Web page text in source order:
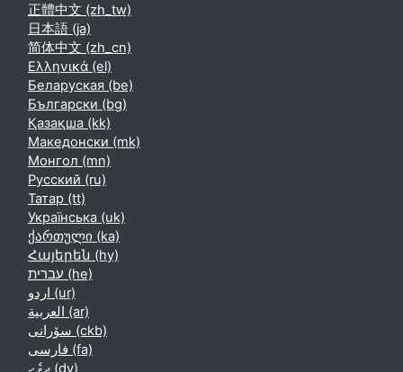
正體中文 ‎(zh_tw)‎
日本語 ‎(ja)‎
简体中文 ‎(zh_cn)‎
Ελληνικά ‎(el)‎
Беларуская ‎(be)‎
Български ‎(bg)‎
Қазақша ‎(kk)‎
Македонски ‎(mk)‎
Монгол ‎(mn)‎
Русский ‎(ru)‎
Татар ‎(tt)‎
Українська ‎(uk)‎
ქართული ‎(ka)‎
Հայերեն ‎(hy)‎
עברית ‎(he)‎
اردو ‎(ur)‎
العربية ‎(ar)‎
سۆرانی ‎(ckb)‎
فارسی ‎(fa)‎
ދިވެހި ‎(dv)‎